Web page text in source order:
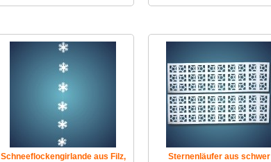
Schneeflockengirlande aus Filz,
Sternenläufer aus schwer